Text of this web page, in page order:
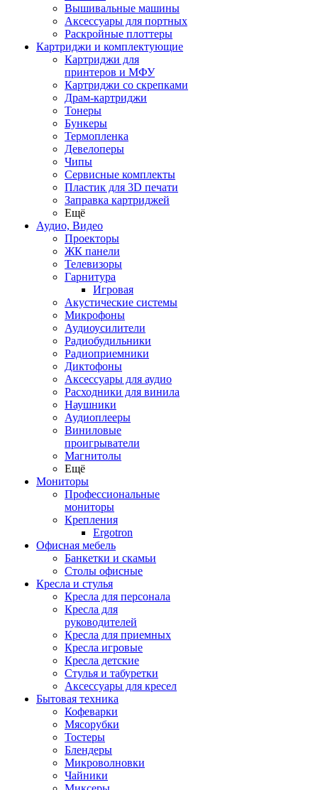
Вышивальные машины
Аксессуары для портных
Раскройные плоттеры
Картриджи и комплектующие
Картриджи для
принтеров и МФУ
Картриджи со скрепками
Драм-картриджи
Тонеры
Бункеры
Термопленка
Девелоперы
Чипы
Сервисные комплекты
Пластик для 3D печати
Заправка картриджей
Ещё
Аудио, Видео
Проекторы
ЖК панели
Телевизоры
Гарнитура
Игровая
Акустические системы
Микрофоны
Аудиоусилители
Радиобудильники
Радиоприемники
Диктофоны
Аксессуары для аудио
Расходники для винила
Наушники
Аудиоплееры
Виниловые
проигрыватели
Магнитолы
Ещё
Мониторы
Профессиональные
мониторы
Крепления
Ergotron
Офисная мебель
Банкетки и скамьи
Столы офисные
Кресла и стулья
Кресла для персонала
Кресла для
руководителей
Кресла для приемных
Кресла игровые
Кресла детские
Стулья и табуретки
Аксессуары для кресел
Бытовая техника
Кофеварки
Мясорубки
Тостеры
Блендеры
Микроволновки
Чайники